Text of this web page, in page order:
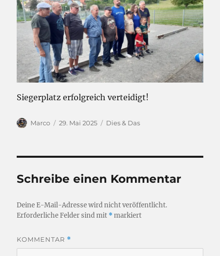
Siegerplatz erfolgreich verteidigt!
Autor
Marco
Veröffentlicht
29. Mai 2025 Kategorien
Dies & Das
Schreibe einen Kommentar
Deine E-Mail-Adresse wird nicht veröffentlicht.
Erforderliche Felder sind mit *markiert
KOMMENTAR *